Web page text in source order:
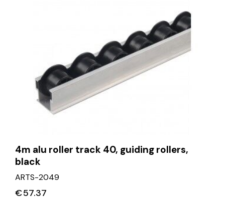
4m alu roller track 40, guiding rollers,
black
ARTS-2049
€57.37